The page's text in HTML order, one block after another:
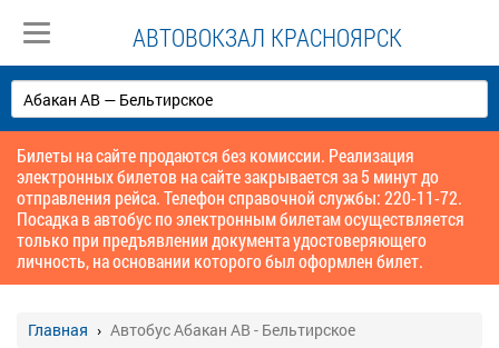
АВТОВОКЗАЛ КРАСНОЯРСК
Билеты на сайте продаются без комиссии. Реализация
электронных билетов на сайте закрывается за 5 минут до
отправления рейса. Телефон справочной службы: 220-11-72.
Посадка в автобус по электронным билетам осуществляется
только при предъявлении документа удостоверяющего
личность, на основании которого был оформлен билет.
Главная Автобус Абакан АВ - Бельтирское